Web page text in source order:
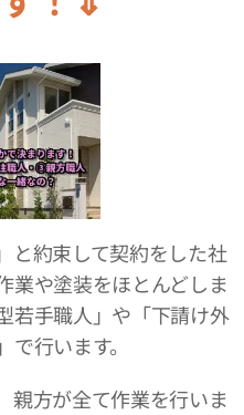
と約束して契約をした社
業や塗装をほとんどしま
若手職人」や「下請け外
行います。
親方が全て作業を行いま